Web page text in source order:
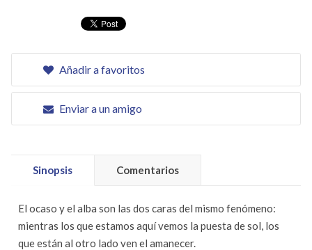
Añadir a favoritos
Enviar a un amigo
Sinopsis Comentarios
El ocaso y el alba son las dos caras del mismo fenómeno:
mientras los que estamos aquí vemos la puesta de sol, los
que están al otro lado ven el amanecer.